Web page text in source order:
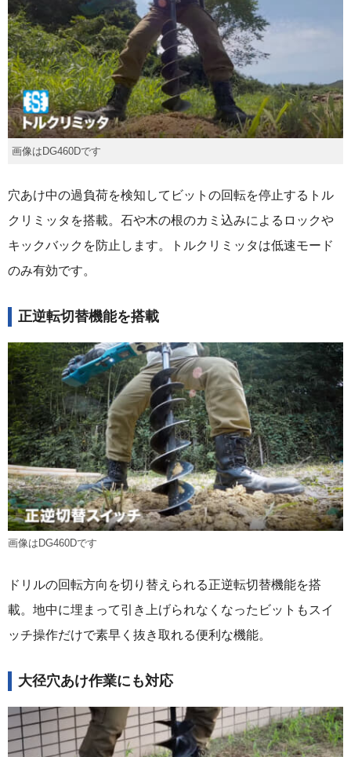
画像はDG460Dです
穴あけ中の過負荷を検知してビットの回転を停止するトル
クリミッタを搭載。石や木の根のカミ込みによるロックや
キックバックを防止します。トルクリミッタは低速モード
のみ有効です。
正逆転切替機能を搭載
画像はDG460Dです
ドリルの回転方向を切り替えられる正逆転切替機能を搭
載。地中に埋まって引き上げられなくなったビットもスイ
ッチ操作だけで素早く抜き取れる便利な機能。
大径穴あけ作業にも対応